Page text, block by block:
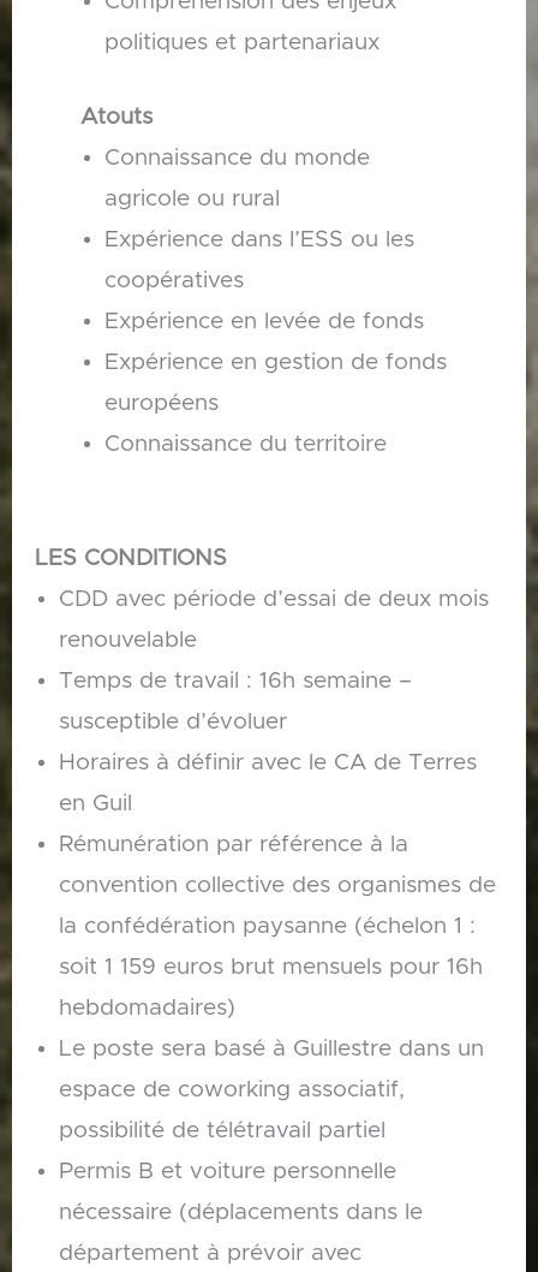
politiques et partenariaux
Atouts
Connaissance du monde
agricole ou rural
Expérience dans l’ESS ou les
coopératives
Expérience en levée de fonds
Expérience en gestion de fonds
européens
Connaissance du territoire
LES CONDITIONS
CDD avec période d’essai de deux mois
renouvelable
Temps de travail : 16h semaine –
susceptible d’évoluer
Horaires à définir avec le CA de Terres
en Guil
Rémunération par référence à la
convention collective des organismes de
la confédération paysanne (échelon 1 :
soit 1 159 euros brut mensuels pour 16h
hebdomadaires)
Le poste sera basé à Guillestre dans un
espace de coworking associatif,
possibilité de télétravail partiel
Permis B et voiture personnelle
nécessaire (déplacements dans le
département à prévoir avec